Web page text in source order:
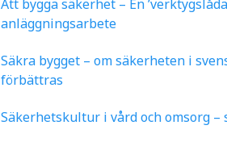
Att bygga säkerhet – En
anläggningsarbete
Säkra bygget – om säkerheten i
förbättras
Säkerhetskultur i vård och omsorg –